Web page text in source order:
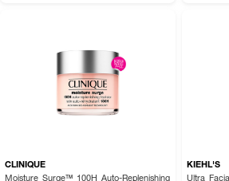
CLINIQUE
Moisture Surge™ 100H Auto-Replenishing
KIEHL'S
Ultra